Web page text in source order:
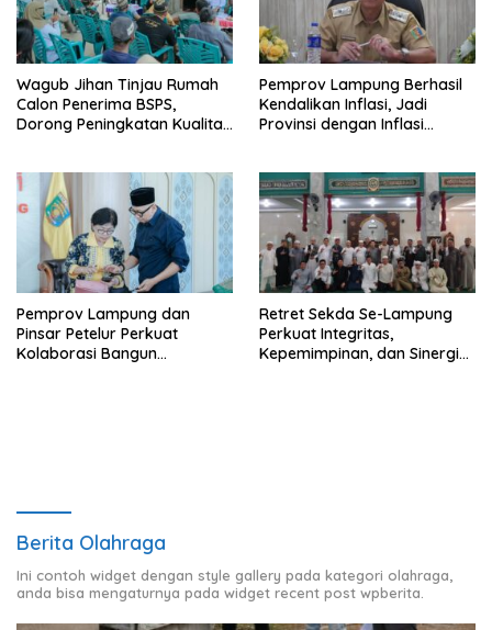
Wagub Jihan Tinjau Rumah
Calon Penerima BSPS,
Dorong Peningkatan Kualitas
Pemprov Lampung Berhasil
Kendalikan Inflasi, Jadi
Provinsi dengan Inflasi
Pemprov Lampung dan
Pinsar Petelur Perkuat
Kolaborasi Bangun
Retret Sekda Se-Lampung
Perkuat Integritas,
Kepemimpinan, dan Sinergi
Berita Olahraga
Ini contoh widget dengan style gallery pada kategori olahraga,
anda bisa mengaturnya pada widget recent post wpberita.